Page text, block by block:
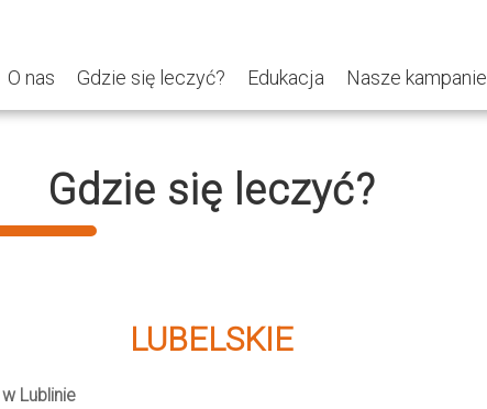
O nas Gdzie się leczyć? Edukacja Nasze kampanie
Gdzie się leczyć?
LUBELSKIE
Lublinie